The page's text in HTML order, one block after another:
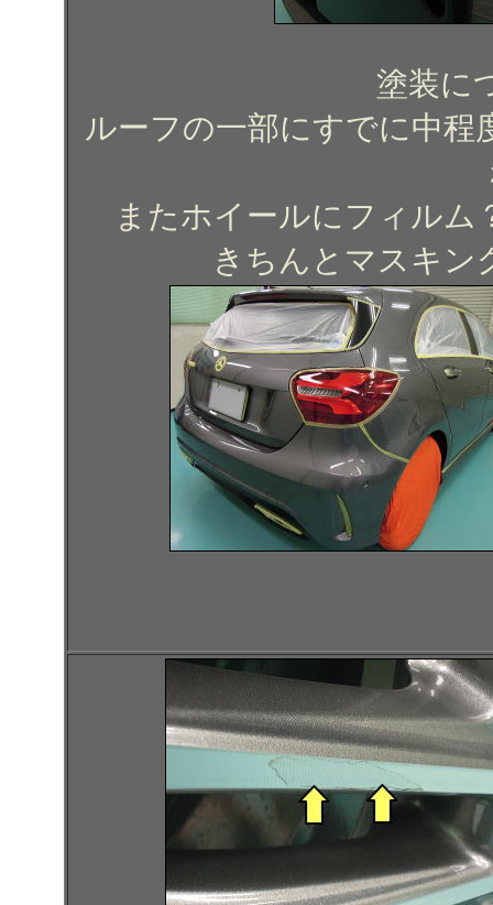
塗装に
ルーフの一部にすでに中程
またホイールにフィルム
きちんとマスキン